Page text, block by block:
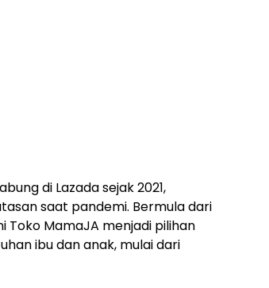
di Lazada sejak 2021,
saat pandemi. Bermula dari
Toko MamaJA menjadi pilihan
ibu dan anak, mulai dari